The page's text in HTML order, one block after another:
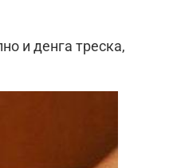
и денга треска,